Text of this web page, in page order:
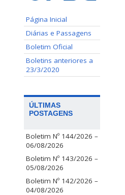
Página Inicial
Diárias e Passagens
Boletim Oficial
Boletins anteriores a
23/3/2020
ÚLTIMAS
POSTAGENS
Boletim Nº 144/2026 –
06/08/2026
Boletim Nº 143/2026 –
05/08/2026
Boletim Nº 142/2026 –
04/08/2026